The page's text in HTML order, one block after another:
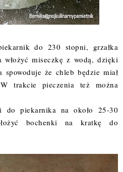
do 230 stopni, grzałka
włożyć miseczkę z wodą, dzięki
spowoduje że chleb będzie miał
trakcie pieczenia też można
do piekarnika na około 25-30
bochenki na kratkę do